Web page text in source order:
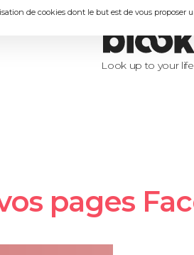
de cookies dont le but est de vous proposer
Look up to your
pages